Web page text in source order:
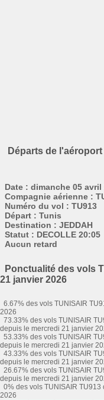
Départs de
Date : dimanche 05 avril
Compagnie aérienne :
Numéro du vol : TU913
Départ : Tunis
Destination : JEDDAH
Statut : DECOLLE 20:05
Aucun retard
Ponctualité des vols
21 janvier 2026
6.67% des vols TUNISAIR
2026
73.33% des vols TUNISAIR
depuis le mercredi 21 janvier
53.33% des vols TUNISAIR
depuis le mercredi 21 janvier
43.33% des vols TUNISAIR
depuis le mercredi 21 janvier
26.67% des vols TUNISAIR
depuis le mercredi 21 janvier
0% des vols TUNISAIR
2026